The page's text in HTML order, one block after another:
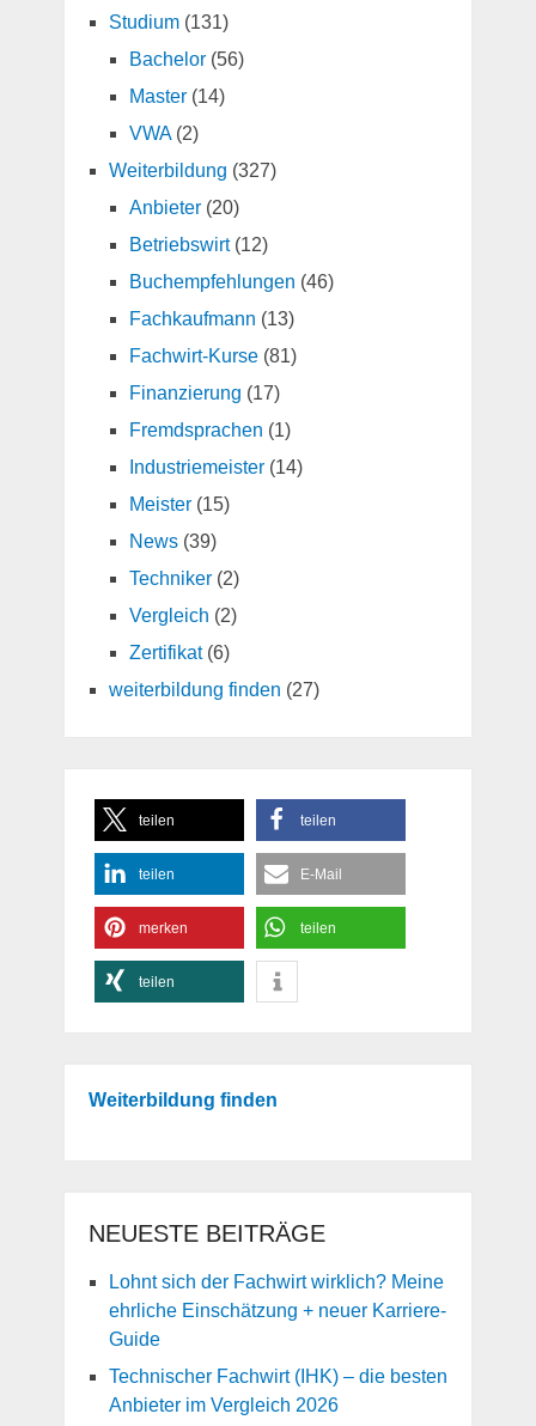
Studium(131)
Bachelor(56)
Master(14)
VWA(2)
Weiterbildung (327)
Anbieter(20)
Betriebswirt(12)
Buchempfehlungen (46)
Fachkaufmann (13)
Fachwirt-Kurse(81)
Finanzierung (17)
Fremdsprachen (1)
Industriemeister(14)
Meister(15)
News(39)
Techniker(2)
Vergleich (2)
Zertifikat(6)
weiterbildung finden (27)
teilen teilen
teilen E-Mail
merken teilen
teilen
Weiterbildung finden
NEUESTE BEITRÄGE
Lohnt sich der Fachwirt wirklich? Meine
ehrliche Einschätzung + neuer Karriere-
Guide
Technischer Fachwirt (IHK) – die besten
Anbieter im Vergleich 2026